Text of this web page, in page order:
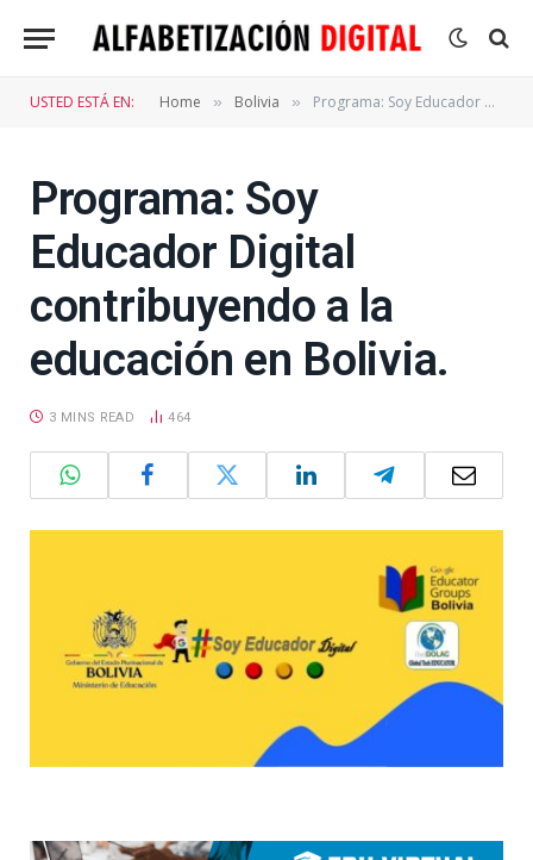
USTED ESTÁ EN: Home » Bolivia » Programa: Soy Educador Digital contribuyendo a la educación en Bolivia.
Programa: Soy
Educador Digital
contribuyendo a la
educación en Bolivia.
3 MINS READ 464